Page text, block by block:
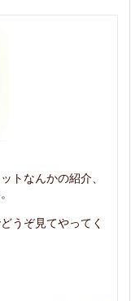
トなんかの紹介、
うぞ見てやってく